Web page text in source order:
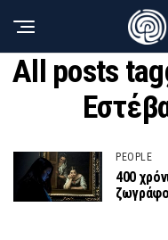
All posts
PEOPLE
400